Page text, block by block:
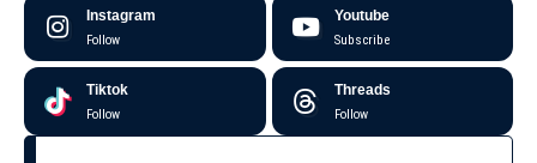
Instagram
Follow
Youtube
Subscribe
Tiktok
Follow
Threads
Follow